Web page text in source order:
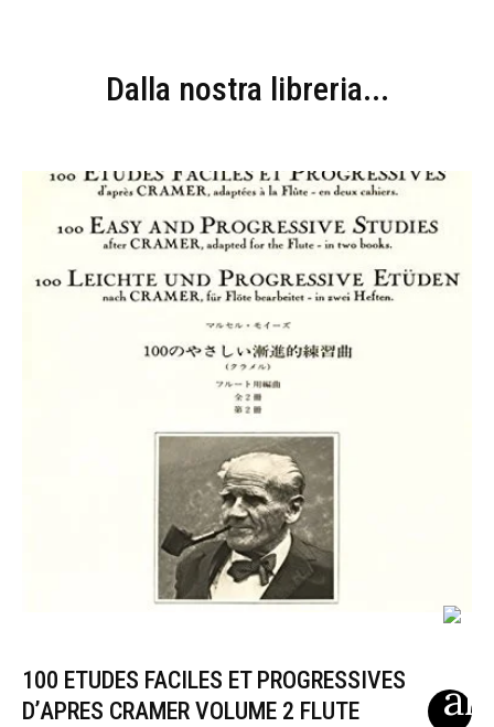
Dalla nostra libreria...
100 ETUDES FACILES ET PROGRESSIVES
D’APRES CRAMER VOLUME 2 FLUTE